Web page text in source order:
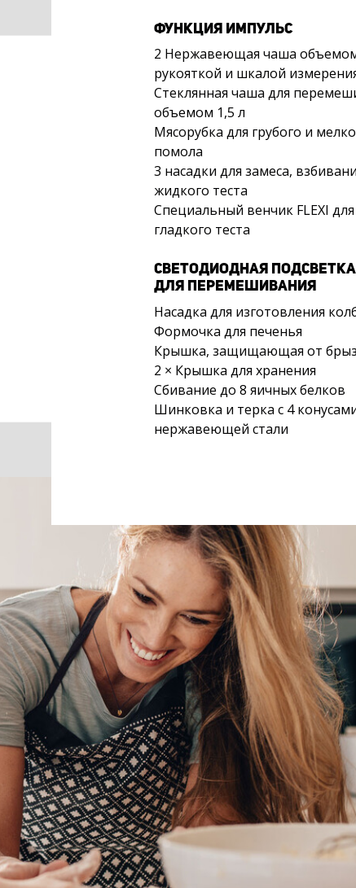
ФУНКЦИЯ ИМПУЛЬС
2 Нержавеющая чаша объемом
рукояткой и шкалой
Стеклянная чаша для
объемом 1,5 л
Мясорубка для грубого и
помола
3 насадки для замеса,
жидкого теста
Специальный венчик FLEXI
гладкого теста
СВЕТОДИОДНАЯ
ДЛЯ ПЕРЕМЕШИВАНИЯ
Насадка для изготовления
Формочка для печенья
Крышка, защищающая от
2 × Крышка для хранения
Сбивание до 8 яичных белков
Шинковка и терка с 4
нержавеющей стали